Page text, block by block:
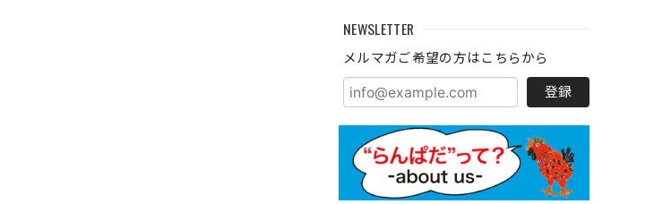
NEWSLETTER
メルマガご希望の方はこちらから
登録